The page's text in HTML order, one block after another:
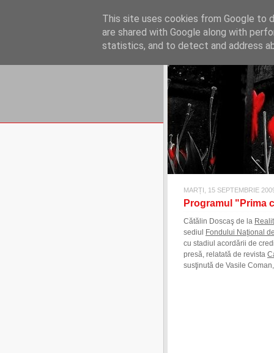
REFLECŢII
blog de reflecţii, informaţii şi
MARȚI, 15 SEPTEMBRIE
Programul "Prima
Cătălin Doscaş de la
sediul
Fondului Naţional
cu stadiul acordării de
presă, relatată de revista
susţinută de Vasile
This site uses cookies from Google to
are shared with Google along with
statistics, and to detect and address